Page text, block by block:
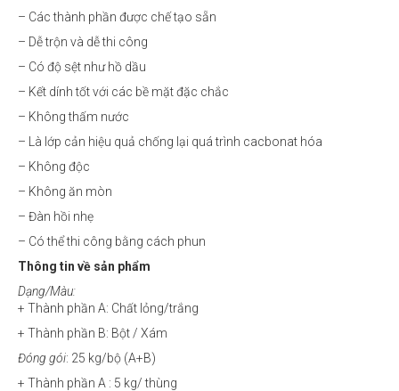
– Các thành phần được chế tạo sẵn
– Dễ trộn và dễ thi công
– Có độ sệt như hồ dầu
– Kết dính tốt với các bề mặt đặc chắc
– Không thấm nước
– Là lớp cản hiệu quả chống lại quá trình cacbonat hóa
– Không độc
– Không ăn mòn
– Đàn hồi nhẹ
– Có thể thi công bằng cách phun
Thông tin về sản phẩm
Dạng/Màu:
+ Thành phần A: Chất lỏng/trắng
+ Thành phần B: Bột / Xám
Đóng gói: 25 kg/bộ (A+B)
+ Thành phần A : 5 kg/ thùng